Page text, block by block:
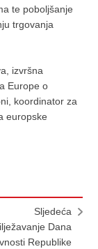
te poboljšanje
trgovanja
izvršna
Europe o
koordinator za
europske
Sljedeća
Dana
Republike